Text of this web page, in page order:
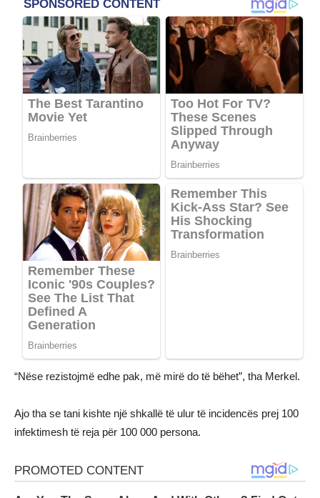
“Nëse rezistojmë edhe pak, më mirë do të bëhet”, tha Merkel.
Ajo tha se tani kishte një shkallë të ulur të incidencës prej 100
infektimesh të reja për 100 000 persona.